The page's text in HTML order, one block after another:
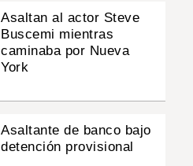
Asaltan al actor Steve
Buscemi mientras
caminaba por Nueva
York
Asaltante de banco bajo
detención provisional